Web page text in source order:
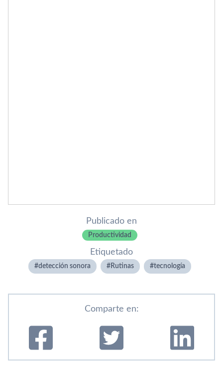
Publicado en
Productividad
Etiquetado
detección sonora Rutinas tecnologí­a
Comparte en: